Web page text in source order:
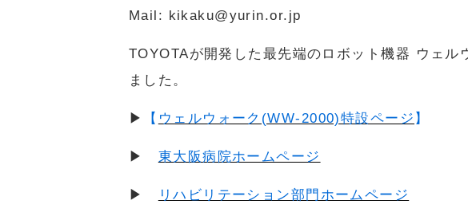
Mail: kikaku@yurin.or.jp
TOYOTAが開発した最先端のロボット機器 ウェ
ました。
▶ 【 ウェルウォーク(WW-2000)特設ページ 】
▶ 東大阪病院ホームページ
▶ リハビリテーション部門ホームページ